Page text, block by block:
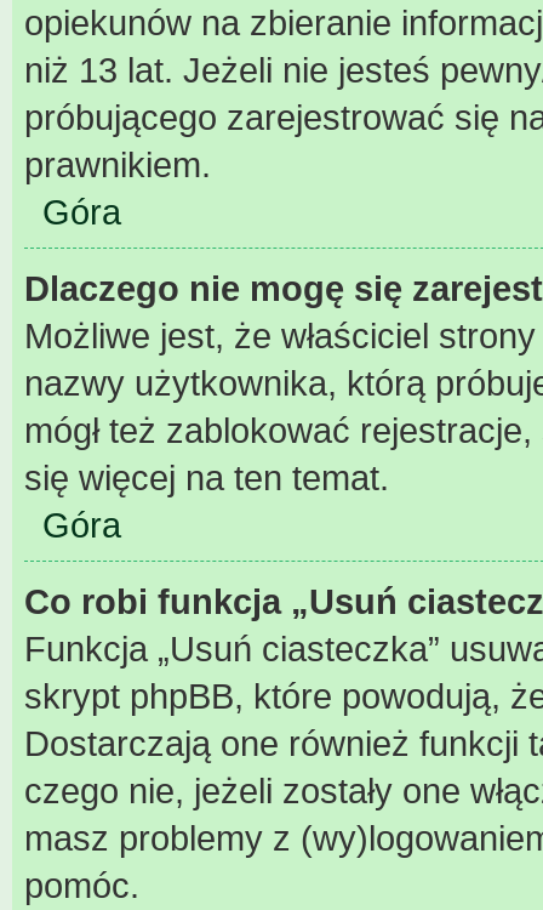
opiekunów na zbieranie
niż 13 lat. Jeżeli nie jesteś
próbującego zarejestrować się
prawnikiem.
Góra
Dlaczego nie mogę się
Możliwe jest, że właściciel
nazwy użytkownika, którą
mógł też zablokować
się więcej na ten temat.
Góra
Co robi funkcja „Usuń
Funkcja „Usuń ciasteczka”
skrypt phpBB, które powodują,
Dostarczają one również funkcji
czego nie, jeżeli zostały one
masz problemy z
pomóc.